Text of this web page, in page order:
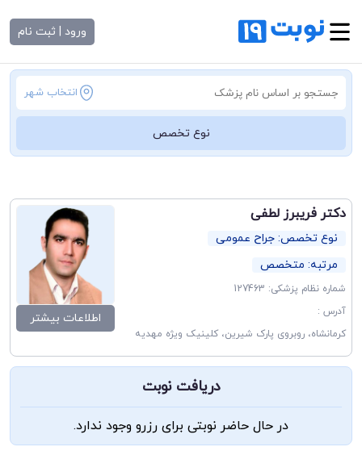
ورود | ثبت نام
انتخاب شهر
نوع تخصص
دکتر فریبرز لطفی
نوع تخصص: جراح عمومی
مرتبه: متخصص
شماره نظام پزشکی: 127463
آدرس :
کرمانشاه، روبروی پارک شیرین، کلینیک ویژه مهدیه
اطلاعات بیشتر
دریافت نوبت
در حال حاضر نوبتی برای رزرو وجود ندارد.